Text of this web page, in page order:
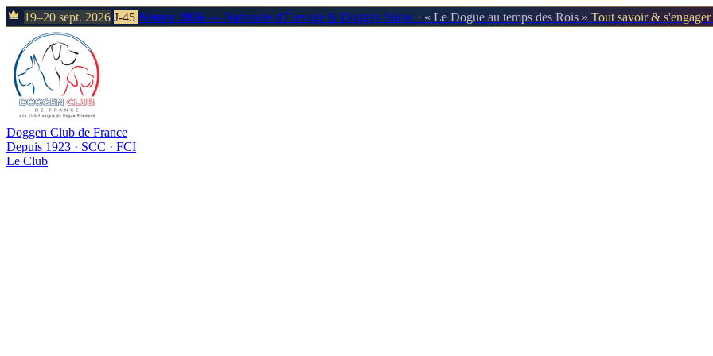
19–20 sept. 2026 J-45 Neuvic 2026 — Nationale d'Élevage & Doggen Show · « Le Dogue au temps des Rois » Tout savoir &
Doggen Club de France
Depuis 1923 · SCC · FCI
Le Club